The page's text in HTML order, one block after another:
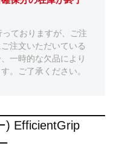
ておりますが、ご注
注文いただいている
一時的な欠品により
。ご了承ください。
) EfficientGrip